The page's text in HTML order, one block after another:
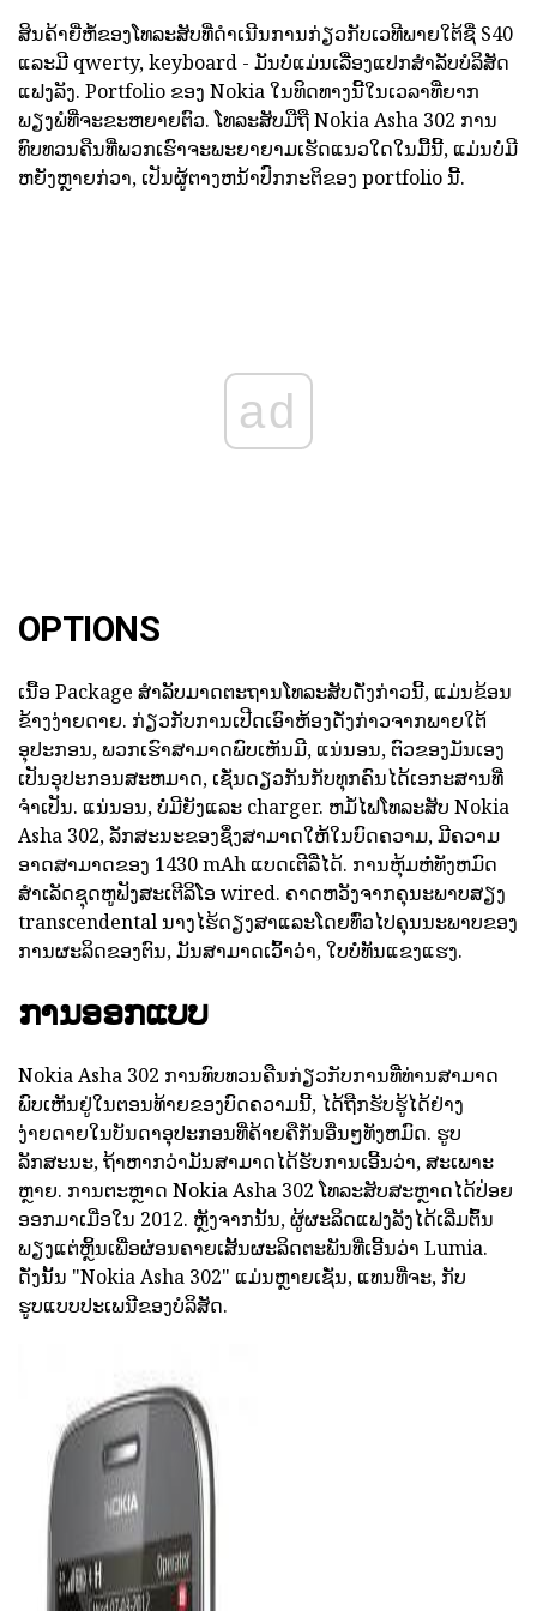
ສິນຄ້າຍີ່ຫໍ້ຂອງໂທລະສັບທີ່ດໍາເນີນການກ່ຽວກັບເວທີພາຍໃຕ້ຊື່ S40
ແລະມີ qwerty, keyboard - ມັນບໍ່ແມ່ນເລື່ອງແປກສໍາລັບບໍລິສັດ
ແຟງລັງ. Portfolio ຂອງ Nokia ໃນທິດທາງນີ້ໃນເວລາທີ່ຍາກ
ພຽງພໍທີ່ຈະຂະຫຍາຍຕົວ. ໂທລະສັບມືຖື Nokia Asha 302 ການ
ທົບທວນຄືນທີ່ພວກເຮົາຈະພະຍາຍາມເຮັດແນວໃດໃນມື້ນີ້, ແມ່ນບໍ່ມີ
ຫຍັງຫຼາຍກ່ວາ, ເປັນຜູ້ຕາງຫນ້າປົກກະຕິຂອງ portfolio ນີ້.
ad
OPTIONS
ເນື້ອ Package ສໍາລັບມາດຕະຖານໂທລະສັບດັ່ງກ່າວນີ້, ແມ່ນຂ້ອນ
ຂ້າງງ່າຍດາຍ. ກ່ຽວກັບການເປີດເອົາຫ້ອງດັ່ງກ່າວຈາກພາຍໃຕ້
ອຸປະກອນ, ພວກເຮົາສາມາດພົບເຫັນມີ, ແນ່ນອນ, ຕົວຂອງມັນເອງ
ເປັນອຸປະກອນສະຫມາດ, ເຊັ່ນດຽວກັນກັບທຸກຄົນໄດ້ເອກະສານທີ່
ຈໍາເປັນ. ແນ່ນອນ, ບໍ່ມີຍັງແລະ charger. ຫມໍ້ໄຟໂທລະສັບ Nokia
Asha 302, ລັກສະນະຂອງຊຶ່ງສາມາດໃຫ້ໃນບົດຄວາມ, ມີຄວາມ
ອາດສາມາດຂອງ 1430 mAh ແບດເຕີລີ່ໄດ້. ການຫຸ້ມຫໍ່ທັງຫມົດ
ສໍາເລັດຊຸດຫູຟັງສະເຕີລິໂອ wired. ຄາດຫວັງຈາກຄຸນະພາບສຽງ
transcendental ນາງໄຮ້ດຽງສາແລະໂດຍທົ່ວໄປຄຸນນະພາບຂອງ
ການຜະລິດຂອງຕົນ, ມັນສາມາດເວົ້າວ່າ, ໃບບໍ່ທັນແຂງແຮງ.
ການອອກແບບ
Nokia Asha 302 ການທົບທວນຄືນກ່ຽວກັບການທີ່ທ່ານສາມາດ
ພົບເຫັນຢູ່ໃນຕອນທ້າຍຂອງບົດຄວາມນີ້, ໄດ້ຖືກຮັບຮູ້ໄດ້ຢ່າງ
ງ່າຍດາຍໃນບັນດາອຸປະກອນທີ່ຄ້າຍຄືກັນອື່ນໆທັງຫມົດ. ຮູບ
ລັກສະນະ, ຖ້າຫາກວ່າມັນສາມາດໄດ້ຮັບການເອີ້ນວ່າ, ສະເພາະ
ຫຼາຍ. ການຕະຫຼາດ Nokia Asha 302 ໂທລະສັບສະຫຼາດໄດ້ປ່ອຍ
ອອກມາເມື່ອໃນ 2012. ຫຼັງຈາກນັ້ນ, ຜູ້ຜະລິດແຟງລັງໄດ້ເລີ່ມຕົ້ນ
ພຽງແຕ່ຫຼິ້ນເພື່ອຜ່ອນຄາຍເສັ້ນຜະລິດຕະພັນທີ່ເອີ້ນວ່າ Lumia.
ດັ່ງນັ້ນ "Nokia Asha 302" ແມ່ນຫຼາຍເຊັ່ນ, ແທນທີ່ຈະ, ກັບ
ຮູບແບບປະເພນີຂອງບໍລິສັດ.